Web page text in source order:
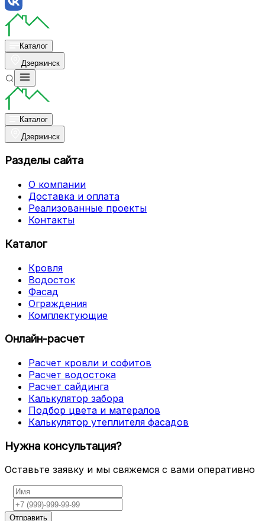
Каталог
Дзержинск
Каталог
Дзержинск
Разделы сайта
О компании
Доставка и оплата
Реализованные проекты
Контакты
Каталог
Кровля
Водосток
Фасад
Ограждения
Комплектующие
Онлайн-расчет
Расчет кровли и софитов
Расчет водостока
Расчет сайдинга
Калькулятор забора
Подбор цвета и матералов
Калькулятор утеплителя фасадов
Нужна консультация?
Оставьте заявку и мы свяжемся с вами оперативно
Отправить